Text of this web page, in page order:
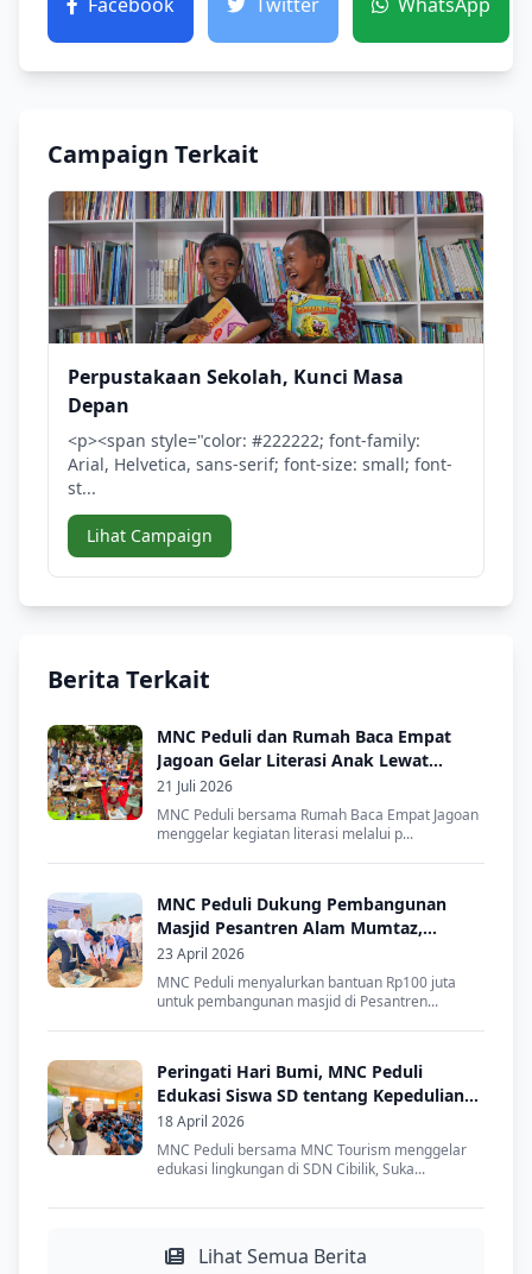
Campaign Terkait
Perpustakaan Sekolah, Kunci Masa
Depan
<p><span style="color: #222222; font-family:
Arial, Helvetica, sans-serif; font-size: small; font-
st...
Lihat Campaign
Berita Terkait
MNC Peduli dan Rumah Baca Empat
Jagoan Gelar Literasi Anak Lewat
Dongeng dan Lomba Mewarnai
21 Juli 2026
MNC Peduli bersama Rumah Baca Empat Jagoan
menggelar kegiatan literasi melalui p...
MNC Peduli Dukung Pembangunan
Masjid Pesantren Alam Mumtaz,
Dorong Lahirnya Santri Mandiri
23 April 2026
MNC Peduli menyalurkan bantuan Rp100 juta
untuk pembangunan masjid di Pesantren...
Peringati Hari Bumi, MNC Peduli
Edukasi Siswa SD tentang Kepedulian
Lingkungan
18 April 2026
MNC Peduli bersama MNC Tourism menggelar
edukasi lingkungan di SDN Cibilik, Suka...
Lihat Semua Berita